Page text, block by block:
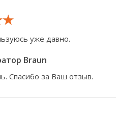
уже давно.
Braun
Спасибо за Ваш отзыв.